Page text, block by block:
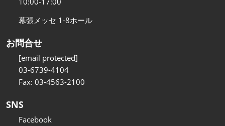
幕張メッセ 1-8ホール
お問合せ
[email protected]
03-6739-4104
Fax: 03-4563-2100
SNS
Facebook